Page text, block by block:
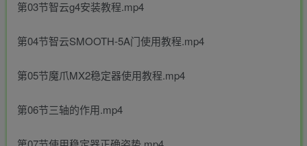
第03节智云g4安装教程.mp4
第04节智云SMOOTH-5A门使用教程.mp4
第05节魔爪MX2稳定器使用教程.mp4
第06节三轴的作用.mp4